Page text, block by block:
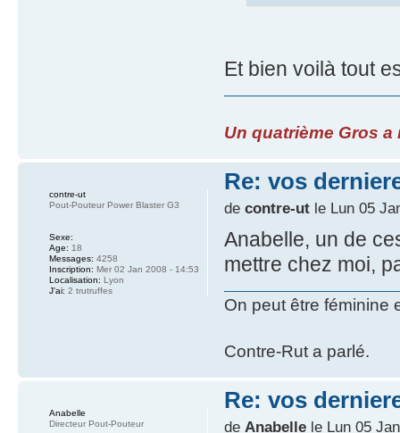
Et bien voilà tout
Un quatrième Gros
Re: vos
de contre-utle Lun 05
Anabelle, un de
mettre chez moi,
On peut être féminine
Contre-Rut a parlé.
contre-ut
Pout-Pouteur Power Blaster G3
Sexe:
Age: 18
Messages: 4258
Inscription: Mer 02 Jan 2008 - 14:53
Localisation: Lyon
J'ai: 2 trutruffes
Re: vos
de Anabellele Lun 05
Anabelle
Directeur Pout-Pouteur